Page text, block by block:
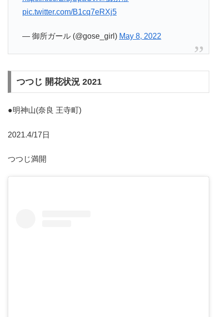
pic.twitter.com/B1cq7eRXj5
— 御所ガール (@gose_girl) May 8, 2022
つつじ 開花状況 2021
●明神山(奈良 王寺町)
2021.4/17日
つつじ満開